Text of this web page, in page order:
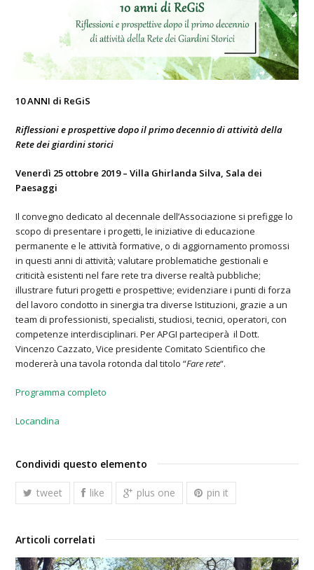
10 ANNI di ReGiS
Riflessioni e prospettive dopo il primo decennio di attività della
Rete dei giardini storici
Venerdì 25 ottobre 2019 – Villa Ghirlanda Silva, Sala dei
Paesaggi
Il convegno dedicato al decennale dell’Associazione si prefigge lo
scopo di presentare i progetti, le iniziative di educazione
permanente e le attività formative, o di aggiornamento promossi
in questi anni di attività; valutare problematiche gestionali e
criticità esistenti nel fare rete tra diverse realtà pubbliche;
illustrare futuri progetti e prospettive; evidenziare i punti di forza
del lavoro condotto in sinergia tra diverse Istituzioni, grazie a un
team di professionisti, specialisti, studiosi, tecnici, operatori, con
competenze interdisciplinari. Per APGI parteciperà il Dott.
Vincenzo Cazzato, Vice presidente Comitato Scientifico che
modererà una tavola rotonda dal titolo “Fare rete“.
Programma completo
Locandina
Condividi questo elemento
tweet like plus one pin it
Articoli correlati